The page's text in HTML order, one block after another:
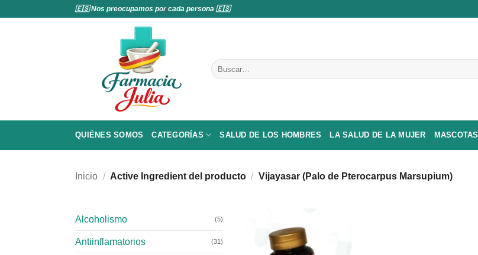
🇪🇸 Nos preocupamos por cada persona 🇪🇸
Buscar
por:
QUIÉNES SOMOS CATEGORÍAS SALUD DE LOS HOMBRES LA SALUD DE LA MUJER MASCOTAS
Inicio / Active Ingredient del producto / Vijayasar (Palo de Pterocarpus Marsupium)
Alcoholismo (5)
Antiinflamatorios (31)